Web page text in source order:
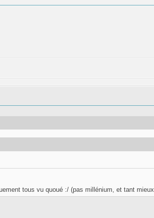
tous vu quoué :/ (pas millénium, et tant mieux